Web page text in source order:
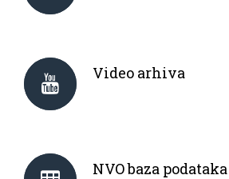
Video arhiva
NVO baza podataka